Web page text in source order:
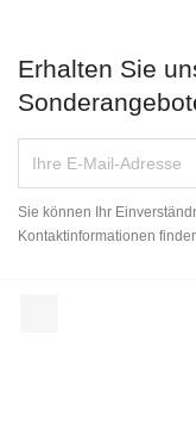
Erhalten Sie
Sie können Ihr
Kontaktinformationen